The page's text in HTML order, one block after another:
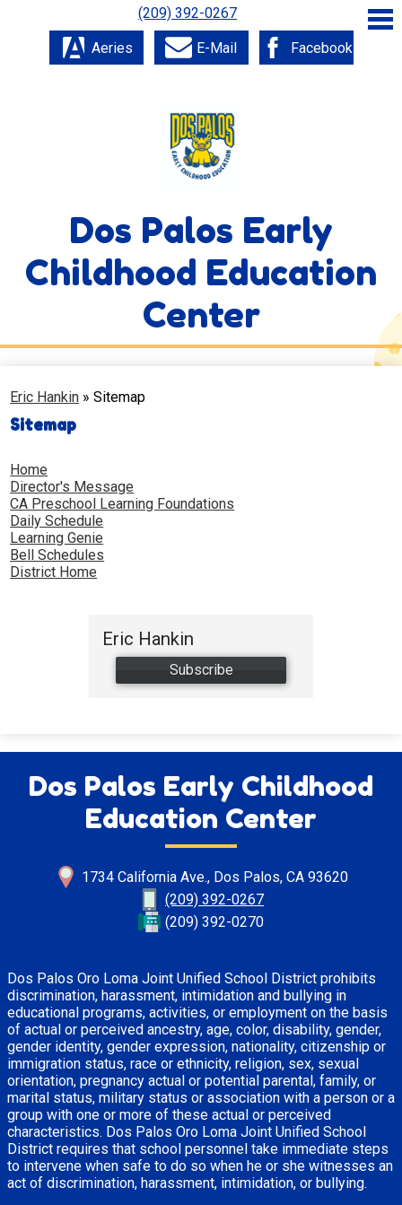
Skip
to
main
content
Dos Palos Early
Childhood Education
Center
Students
District Home
(209) 392-0267
Aeries E-Mail Facebook
Eric Hankin » Sitemap
Sitemap
Home
Director's Message
CA Preschool Learning Foundations
Daily Schedule
Learning Genie
Bell Schedules
District Home
Eric Hankin
Subscribe
Dos Palos Early Childhood
Education Center
1734 California Ave., Dos Palos, CA 93620
(209) 392-0267
(209) 392-0270
Dos Palos Oro Loma Joint Unified School District prohibits
discrimination, harassment, intimidation and bullying in
educational programs, activities, or employment on the basis
of actual or perceived ancestry, age, color, disability, gender,
gender identity, gender expression, nationality, citizenship or
immigration status, race or ethnicity, religion, sex, sexual
orientation, pregnancy actual or potential parental, family, or
marital status, military status or association with a person or a
group with one or more of these actual or perceived
characteristics. Dos Palos Oro Loma Joint Unified School
District requires that school personnel take immediate steps
to intervene when safe to do so when he or she witnesses an
act of discrimination, harassment, intimidation, or bullying.